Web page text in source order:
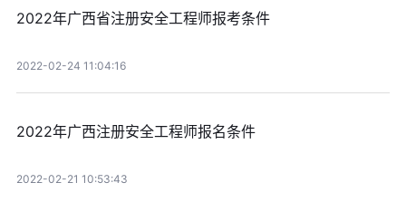
2022年广西省注册安全工程师报考条件
2022-02-24 11:04:16
2022年广西注册安全工程师报名条件
2022-02-21 10:53:43